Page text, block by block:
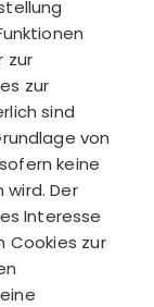
zur
zur
sind
von
keine
Der
Interesse
Cookies zur